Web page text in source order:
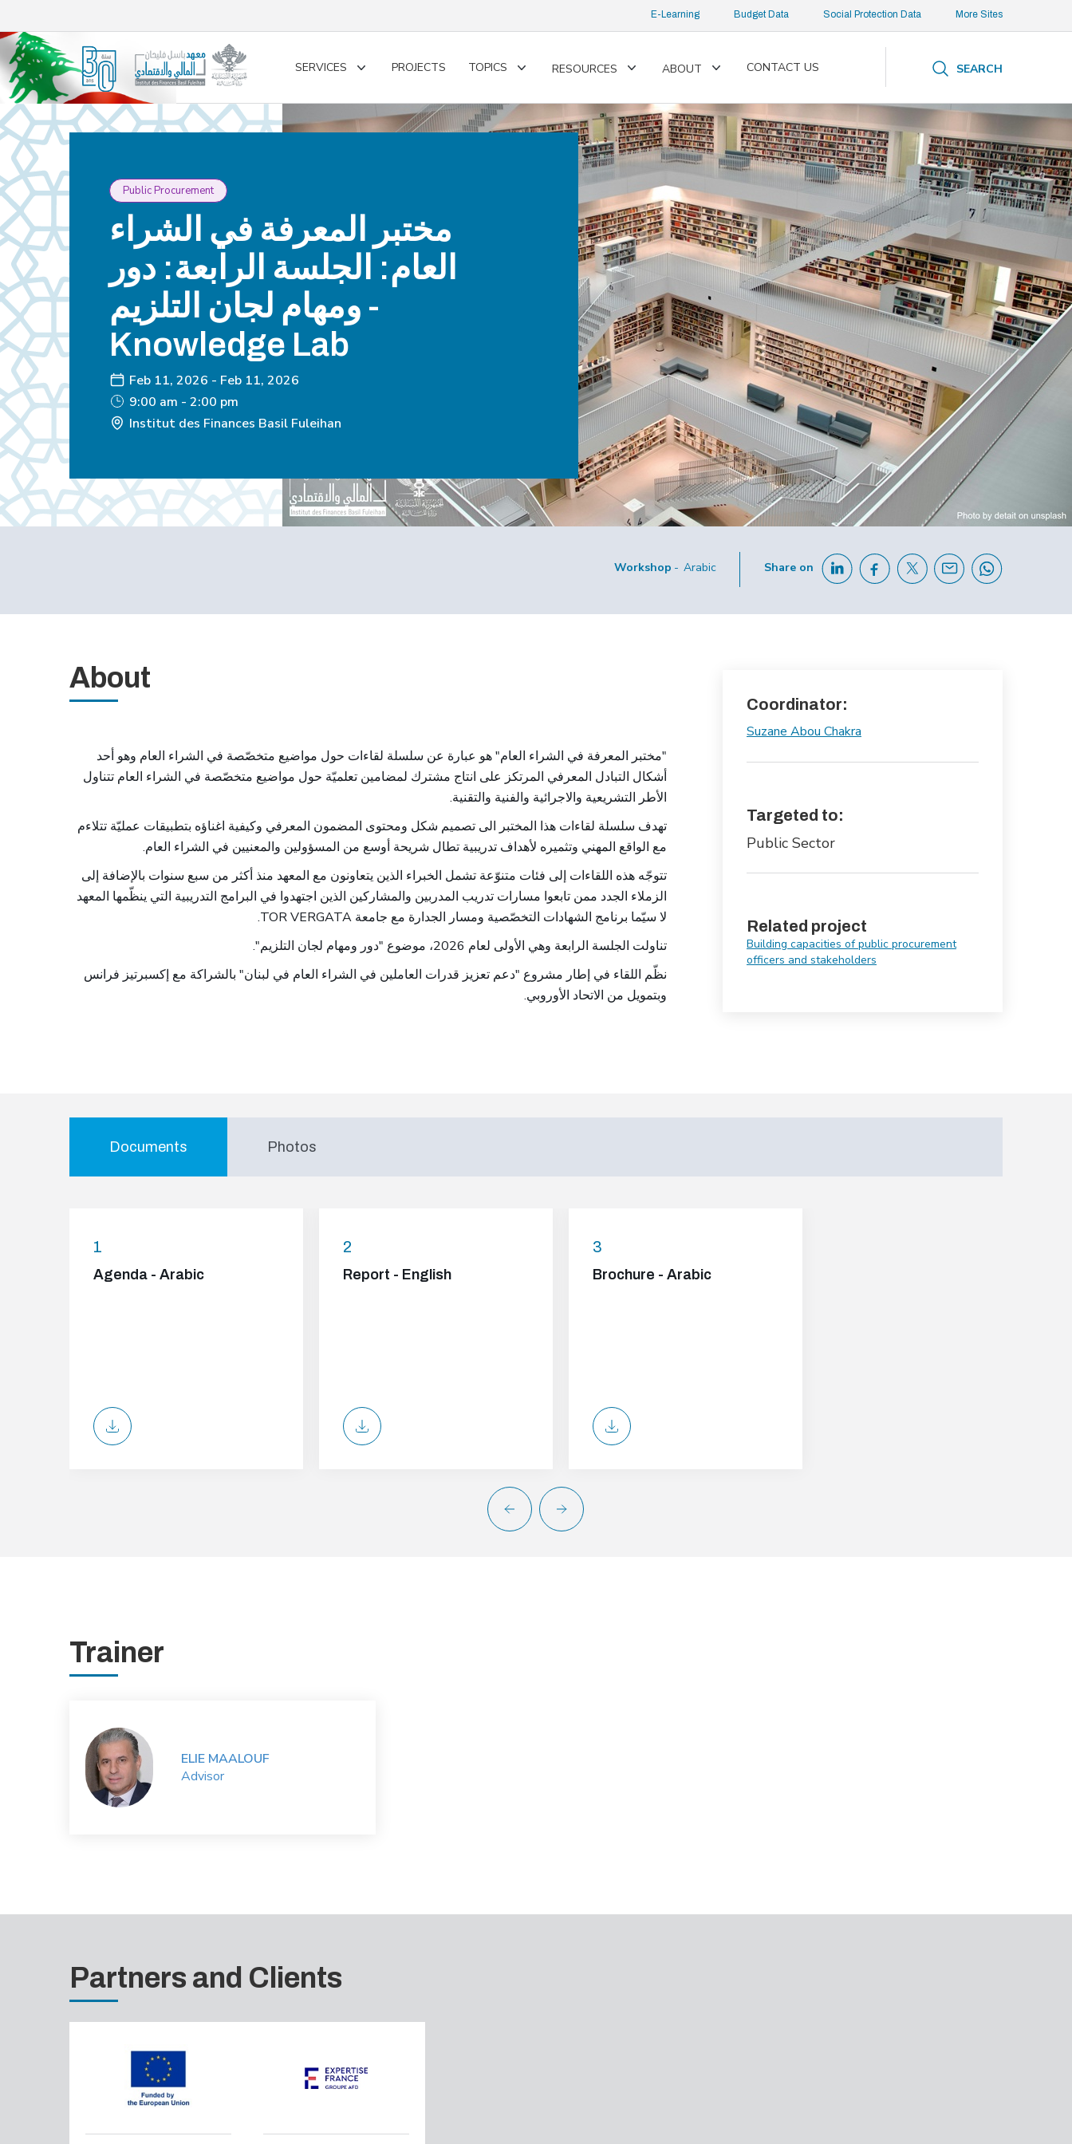
E-Learning Budget Data Social Protection Data More Sites
SERVICES
Toggle
PROJECTS TOPICS
ToggleRESOURCES
ToggleABOUT
Toggle
CONTACT US SEARCH
Public Procurement
مختبر المعرفة في الشراء
العام: الجلسة الرابعة: دور
ومهام لجان التلزيم -
Knowledge Lab
Feb 11, 2026 - Feb 11, 2026
9:00 am - 2:00 pm
Institut des Finances Basil Fuleihan
Workshop Arabic Share on
About
"مختبر المعرفة في الشراء العام" هو عبارة عن سلسلة لقاءات حول مواضيع متخصّصة في الشراء العام وهو أحد
أشكال التبادل المعرفي المرتكز على انتاج مشترك لمضامين تعلميّة حول مواضيع متخصّصة في الشراء العام تتناول
الأطر التشريعية والاجرائية والفنية والتقنية.
تهدف سلسلة لقاءات هذا المختبر الى تصميم شكل ومحتوى المضمون المعرفي وكيفية اغناؤه بتطبيقات عمليّة تتلاءم
مع الواقع المهني وتثميره لأهداف تدريبية تطال شريحة أوسع من المسؤولين والمعنيين في الشراء العام.
تتوجّه هذه اللقاءات إلى فئات متنوّعة تشمل الخبراء الذين يتعاونون مع المعهد منذ أكثر من سبع سنوات بالإضافة إلى
الزملاء الجدد ممن تابعوا مسارات تدريب المدربين والمشاركين الذين اجتهدوا في البرامج التدريبية التي ينظّمها المعهد
لا سيّما برنامج الشهادات التخصّصية ومسار الجدارة مع جامعة TOR VERGATA.
تناولت الجلسة الرابعة وهي الأولى لعام 2026، موضوع "دور ومهام لجان التلزيم".
نظّم اللقاء في إطار مشروع "دعم تعزيز قدرات العاملين في الشراء العام في لبنان" بالشراكة مع إكسبرتيز فرانس
وبتمويل من الاتحاد الأوروبي.
Coordinator:
Suzane Abou Chakra
Targeted to:
Public Sector
Related project
Building capacities of public procurement
officers and stakeholders
Documents
1
Agenda - Arabic
2
Report - English
3
Brochure - Arabic
Photos
Trainer
ELIE MAALOUF
Advisor
Partners and Clients